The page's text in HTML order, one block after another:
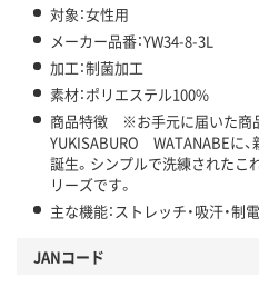
対象：女性用
メーカー品番：YW34-8-3L
加工：制菌加工
素材：ポリエステル100%
商品特徴 ※お手元に届いた商
YUKISABURO WATANABEに
誕生。シンプルで洗練されたこ
リーズです。
主な機能：ストレッチ・吸汗・制
JANコード